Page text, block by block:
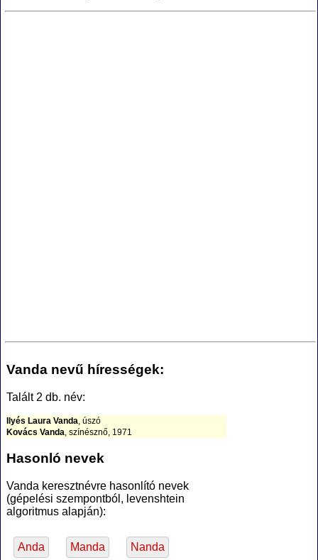
Vanda nevű hírességek:
Talált 2 db. név:
Ilyés Laura Vanda , úszó
Kovács Vanda , színésznő, 1971
Hasonló nevek
Vanda keresztnévre hasonlító nevek
(gépelési szempontból, levenshtein
algoritmus alapján):
Anda Manda Nanda